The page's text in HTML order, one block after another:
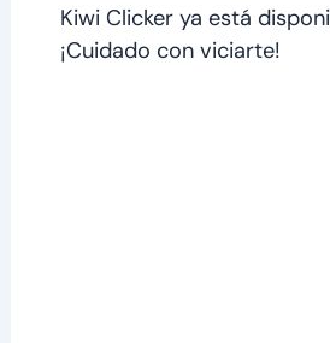
Kiwi Clicker ya está
¡Cuidado con viciarte!